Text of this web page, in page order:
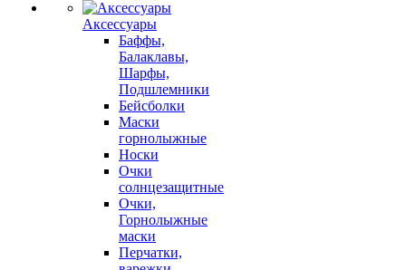
Аксессуары
Баффы,
Балаклавы,
Шарфы,
Подшлемники
Бейсболки
Маски
горнолыжные
Носки
Очки
солнцезащитные
Очки,
Горнолыжные
маски
Перчатки,